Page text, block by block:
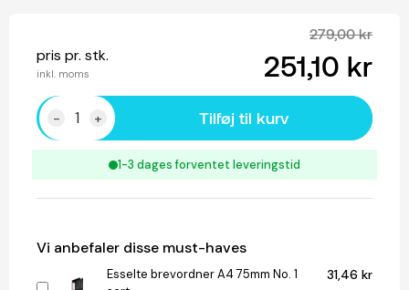
279,00 kr
pris pr. stk.
inkl. moms 251,10 kr
- + Tilføj til kurv
1-3 dages forventet leveringstid
Vi anbefaler disse must-haves
Esselte brevordner A4 75mm No. 1
31,46 kr